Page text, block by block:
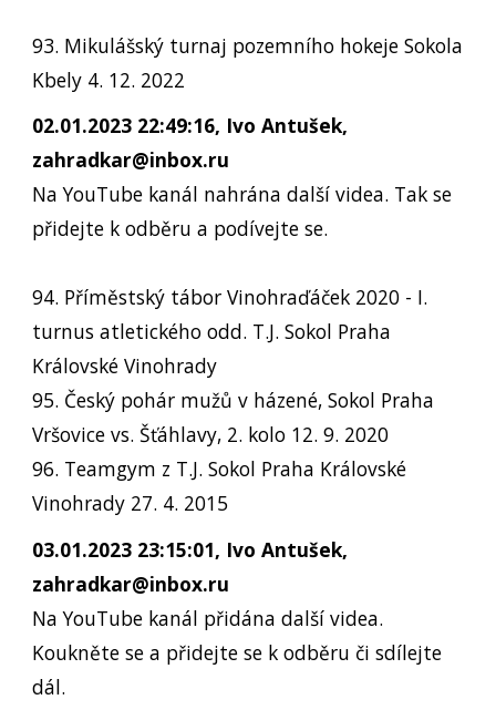
93. Mikulášský turnaj pozemního hokeje Sokola
Kbely 4. 12. 2022
02.01.2023 22:49:16, Ivo Antušek,
zahradkar@inbox.ru
Na YouTube kanál nahrána další videa. Tak se
přidejte k odběru a podívejte se.
94. Příměstský tábor Vinohraďáček 2020 - I.
turnus atletického odd. T.J. Sokol Praha
Královské Vinohrady
95. Český pohár mužů v házené, Sokol Praha
Vršovice vs. Šťáhlavy, 2. kolo 12. 9. 2020
96. Teamgym z T.J. Sokol Praha Královské
Vinohrady 27. 4. 2015
03.01.2023 23:15:01, Ivo Antušek,
zahradkar@inbox.ru
Na YouTube kanál přidána další videa.
Koukněte se a přidejte se k odběru či sdílejte
dál.